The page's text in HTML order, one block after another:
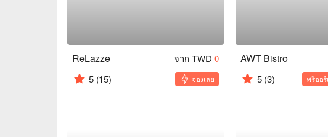
ReLazze จาก TWD 0
5 (15) จองเลย
AWT Bistro
5 (3) พรีออร์